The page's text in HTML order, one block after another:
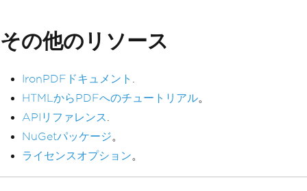
その他のリソース
IronPDFドキュメント
HTMLからPDFへのチュートリアル。
APIリファレンス
NuGetパッケージ。
ライセンスオプション。